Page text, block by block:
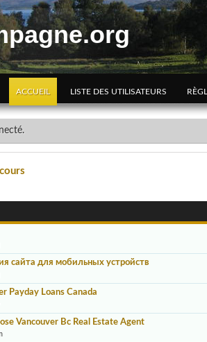
ACCUEIL LISTE DES UTILISATEURS
сайта для мобильных устройств
Payday Loans Canada
Vancouver Bc Real Estate Agent